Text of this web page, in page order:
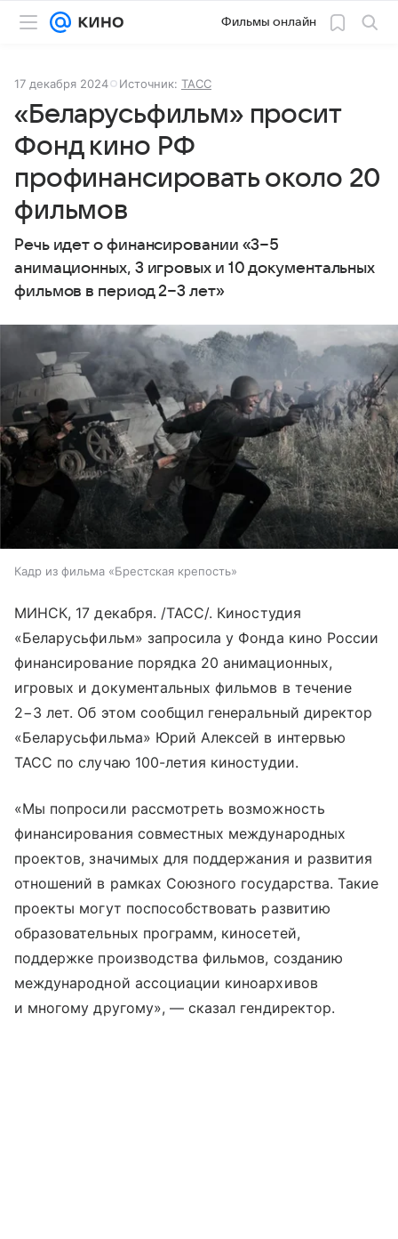
Фильмы онлайн
17 декабря 2024 Источник: ТАСС
«Беларусьфильм» просит
Фонд кино РФ
профинансировать около 20
фильмов
Речь идет о финансировании «3−5
анимационных, 3 игровых и 10 документальных
фильмов в период 2−3 лет»
Кадр из фильма «Брестская крепость»
МИНСК, 17 декабря. /ТАСС/. Киностудия
«Беларусьфильм» запросила у Фонда кино России
финансирование порядка 20 анимационных,
игровых и документальных фильмов в течение
2−3 лет. Об этом сообщил генеральный директор
«Беларусьфильма» Юрий Алексей в интервью
ТАСС по случаю 100-летия киностудии.
«Мы попросили рассмотреть возможность
финансирования совместных международных
проектов, значимых для поддержания и развития
отношений в рамках Союзного государства. Такие
проекты могут поспособствовать развитию
образовательных программ, киносетей,
поддержке производства фильмов, созданию
международной ассоциации киноархивов
и многому другому», — сказал гендиректор.